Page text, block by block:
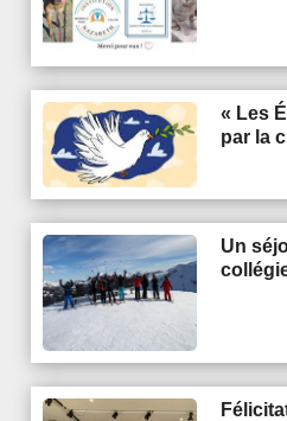
« Les
par la
Un